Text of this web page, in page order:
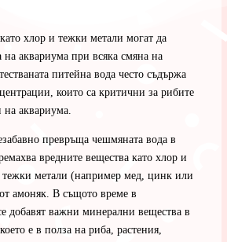
хлор и тежки метали могат да
на аквариума при всяка смяна на
питейна вода често съдържа
които са критични за рибите
на аквариума.
превръща чешмяната вода в
вредните вещества като хлор и
тежки метали (например мед, цинк или
амоняк. В същото време в
добавят важни минерални вещества в
е в полза на риба, растения,